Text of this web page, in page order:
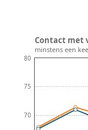
70
75
80
Contact met
minstens een